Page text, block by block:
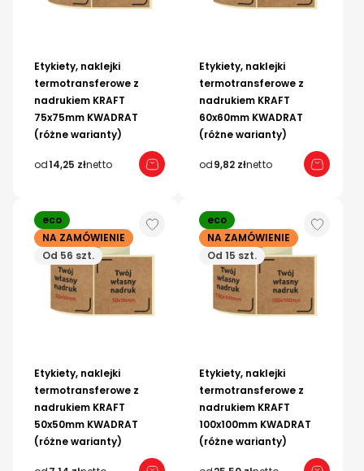
Etykiety, naklejki
termotransferowe z
nadrukiem KRAFT
75x75mm KWADRAT
(różne warianty)
od14,25 złnetto
Etykiety, naklejki
termotransferowe z
nadrukiem KRAFT
60x60mm KWADRAT
(różne warianty)
od9,82 złnetto
eco
NA ZAMÓWIENIE
Od 56 szt.
Etykiety, naklejki
termotransferowe z
nadrukiem KRAFT
50x50mm KWADRAT
(różne warianty)
eco
NA ZAMÓWIENIE
Od 15 szt.
Etykiety, naklejki
termotransferowe z
nadrukiem KRAFT
100x100mm KWADRAT
(różne warianty)